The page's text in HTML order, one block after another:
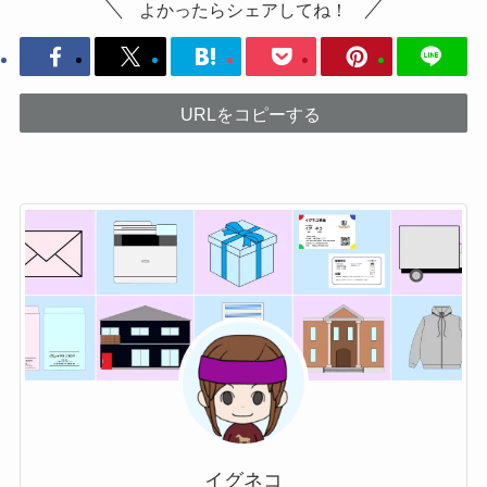
よかったらシェアしてね！
URLをコピーする
イグネコ